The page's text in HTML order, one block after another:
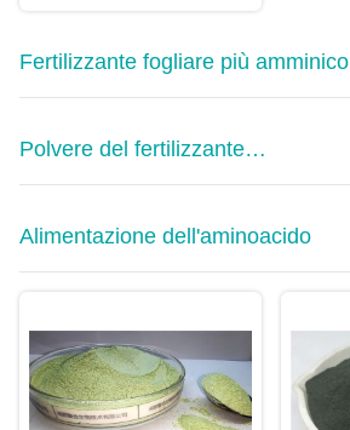
Fertilizzante fogliare più amminico
Polvere del fertilizzante
dell'aminoacido
Alimentazione dell'aminoacido